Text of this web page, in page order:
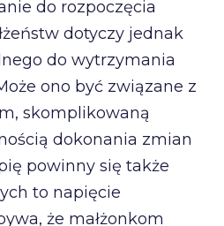
do rozpoczęcia
dotyczy jednak
do wytrzymania
ono być związane z
skomplikowaną
dokonania zmian
powinny się także
to napięcie
że małżonkom